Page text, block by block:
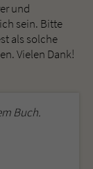
und
sein. Bitte
als solche
Vielen Dank!
Buch.